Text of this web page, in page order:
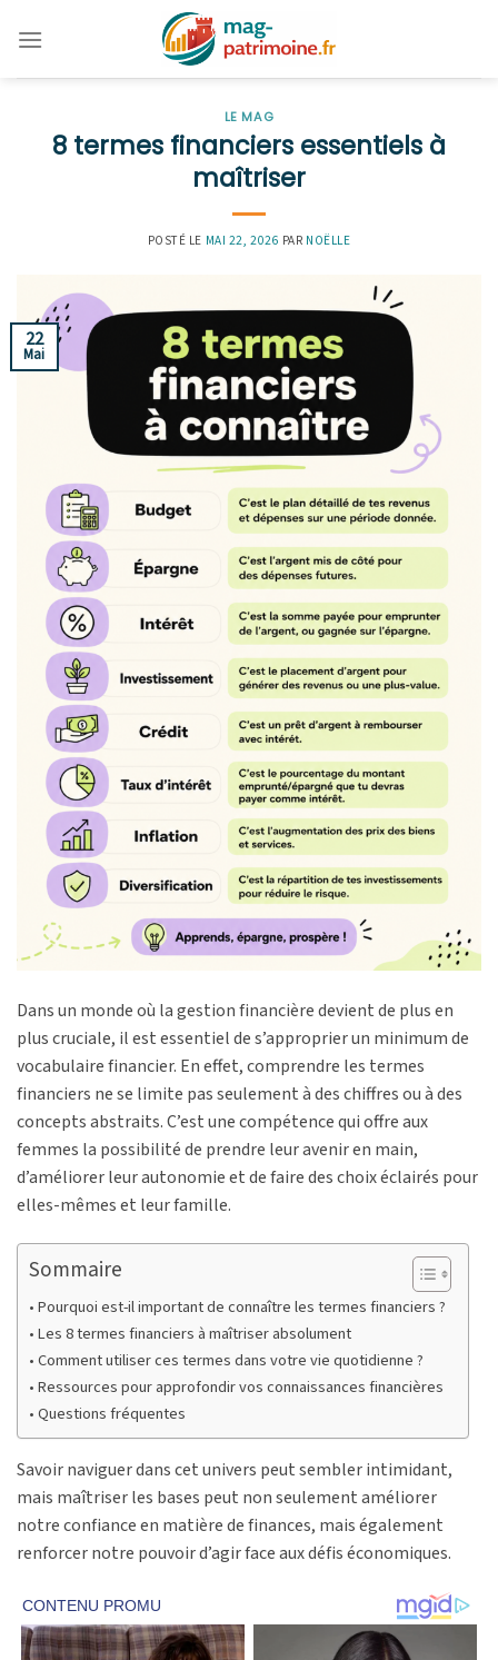
LE MAG
8 termes financiers essentiels à
maîtriser
POSTÉ LE MAI 22, 2026 PAR NOËLLE
22
Mai
Dans un monde où la gestion financière devient de plus en
plus cruciale, il est essentiel de s’approprier un minimum de
vocabulaire financier. En effet, comprendre les termes
financiers ne se limite pas seulement à des chiffres ou à des
concepts abstraits. C’est une compétence qui offre aux
femmes la possibilité de prendre leur avenir en main,
d’améliorer leur autonomie et de faire des choix éclairés pour
elles-mêmes et leur famille.
Sommaire
Pourquoi est-il important de connaître les termes financiers ?
Les 8 termes financiers à maîtriser absolument
Comment utiliser ces termes dans votre vie quotidienne ?
Ressources pour approfondir vos connaissances financières
Questions fréquentes
Savoir naviguer dans cet univers peut sembler intimidant,
mais maîtriser les bases peut non seulement améliorer
notre confiance en matière de finances, mais également
renforcer notre pouvoir d’agir face aux défis économiques.